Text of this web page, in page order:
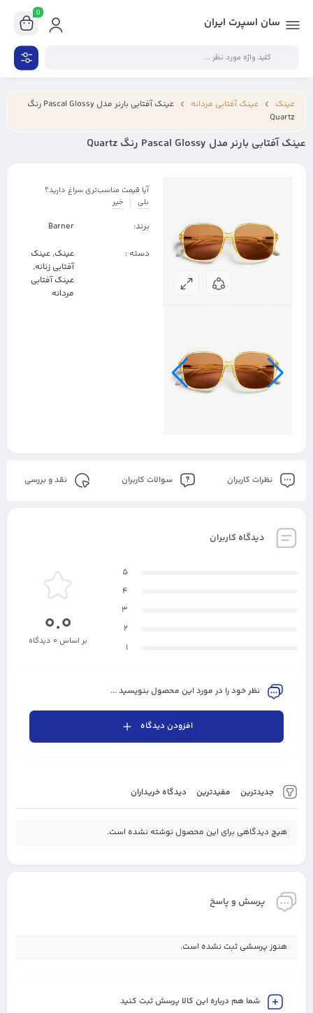
سان اسپرت ایران
0
عینک عینک آفتابی مردانه
عینک آفتابی بارنر مدل Pascal Glossy رنگ
Quartz
عینک آفتابی بارنر مدل Pascal Glossy رنگ Quartz
آیا قیمت مناسب‌تری سراغ دارید؟
بلی
خیر
برند: Barner
دسته : عینک, عینک
آفتابی زنانه,
عینک آفتابی
مردانه
نظرات کاربران سوالات کاربران نقد و بررسی
دیدگاه کاربران
جدیدترین مفیدترین دیدگاه خریداران
هیچ دیدگاهی برای این محصول نوشته نشده است.
5
4
3
2
1
0.0
بر اساس 0 دیدگاه
نظر خود را در مورد این محصول بنویسید ...
افزودن دیدگاه
پرسش و پاسخ
هنوز پرسشی ثبت نشده است.
شما هم درباره این کالا پرسش ثبت کنید